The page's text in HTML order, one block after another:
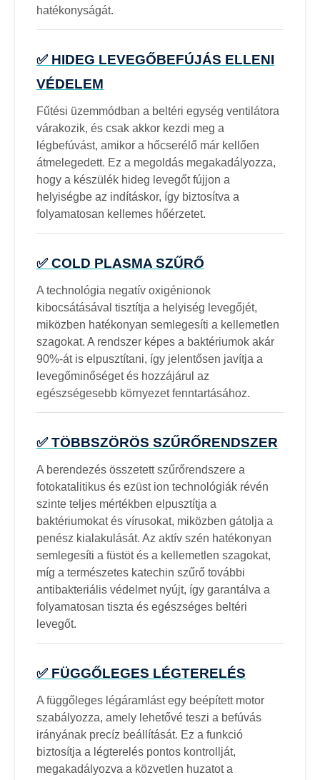
hatékonyságát.
✅ HIDEG LEVEGŐBEFÚJÁS ELLENI
VÉDELEM
Fűtési üzemmódban a beltéri egység ventilátora
várakozik, és csak akkor kezdi meg a
légbefúvást, amikor a hőcserélő már kellően
átmelegedett. Ez a megoldás megakadályozza,
hogy a készülék hideg levegőt fújjon a
helyiségbe az indításkor, így biztosítva a
folyamatosan kellemes hőérzetet.
✅ COLD PLASMA SZŰRŐ
A technológia negatív oxigénionok
kibocsátásával tisztítja a helyiség levegőjét,
miközben hatékonyan semlegesíti a kellemetlen
szagokat. A rendszer képes a baktériumok akár
90%-át is elpusztítani, így jelentősen javítja a
levegőminőséget és hozzájárul az
egészségesebb környezet fenntartásához.
✅ TÖBBSZÖRÖS SZŰRŐRENDSZER
A berendezés összetett szűrőrendszere a
fotokatalitikus és ezüst ion technológiák révén
szinte teljes mértékben elpusztítja a
baktériumokat és vírusokat, miközben gátolja a
penész kialakulását. Az aktív szén hatékonyan
semlegesíti a füstöt és a kellemetlen szagokat,
míg a természetes katechin szűrő további
antibakteriális védelmet nyújt, így garantálva a
folyamatosan tiszta és egészséges beltéri
levegőt.
✅ FÜGGŐLEGES LÉGTERELÉS
A függőleges légáramlást egy beépített motor
szabályozza, amely lehetővé teszi a befúvás
irányának precíz beállítását. Ez a funkció
biztosítja a légterelés pontos kontrollját,
megakadályozva a közvetlen huzatot a